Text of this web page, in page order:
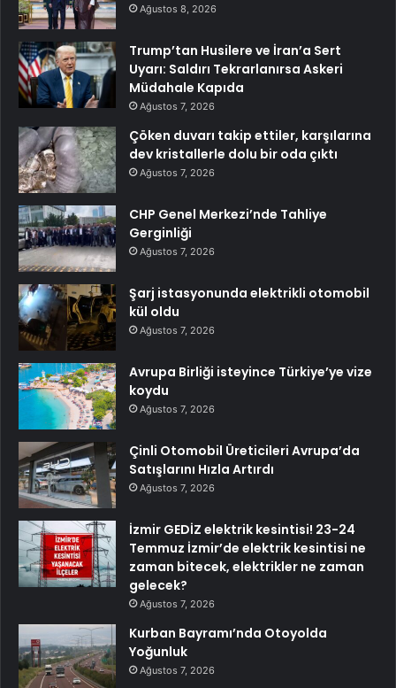
Ağustos 8, 2026
Trump’tan Husilere ve İran’a Sert
Uyarı: Saldırı Tekrarlanırsa Askeri
Müdahale Kapıda
Ağustos 7, 2026
Çöken duvarı takip ettiler, karşılarına
dev kristallerle dolu bir oda çıktı
Ağustos 7, 2026
CHP Genel Merkezi’nde Tahliye
Gerginliği
Ağustos 7, 2026
Şarj istasyonunda elektrikli otomobil
kül oldu
Ağustos 7, 2026
Avrupa Birliği isteyince Türkiye’ye vize
koydu
Ağustos 7, 2026
Çinli Otomobil Üreticileri Avrupa’da
Satışlarını Hızla Artırdı
Ağustos 7, 2026
İzmir GEDİZ elektrik kesintisi! 23-24
Temmuz İzmir’de elektrik kesintisi ne
zaman bitecek, elektrikler ne zaman
gelecek?
Ağustos 7, 2026
Kurban Bayramı’nda Otoyolda
Yoğunluk
Ağustos 7, 2026